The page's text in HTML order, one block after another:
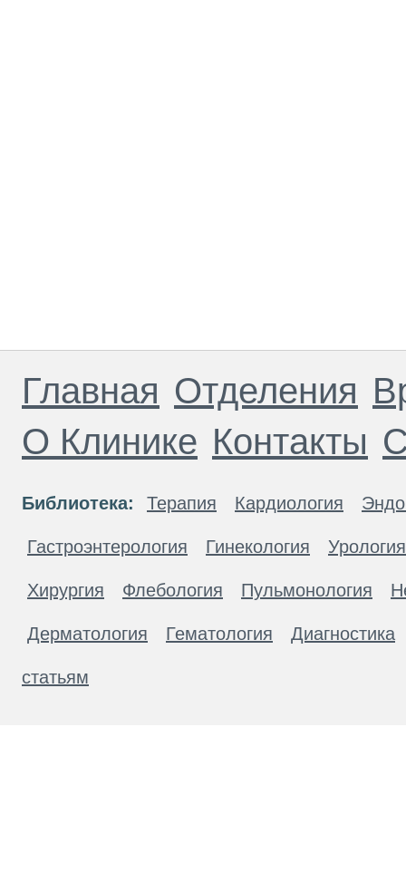
Главная Отделения
О Клинике Контакты
Библиотека: Терапия Кардиология
Гастроэнтерология Гинекология Урология
Хирургия Флебология Пульмонология
Дерматология Гематология Диагностика
статьям